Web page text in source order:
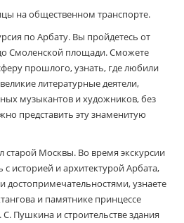
на общественном транспорте.
по Арбату. Вы пройдетесь от
Смоленской площади. Сможете
прошлого, узнать, где любили
литературные деятели,
музыкантов и художников, без
представить эту знаменитую
старой Москвы. Во время экскурсии
историей и архитектурой Арбата,
достопримечательностями, узнаете
и памятнике принцессе
С. Пушкина и строительстве здания